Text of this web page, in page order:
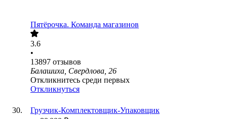
Пятёрочка. Команда магазинов
3.6
•
13897 отзывов
Балашиха, Свердлова, 26
Откликнитесь среди первых
Откликнуться
Грузчик-Комплектовщик-Упаковщик